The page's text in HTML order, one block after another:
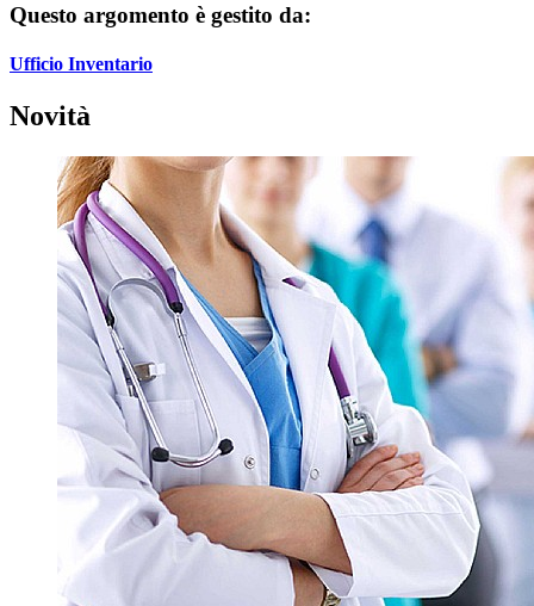
Questo argomento è gestito da:
Ufficio Inventario
Novità